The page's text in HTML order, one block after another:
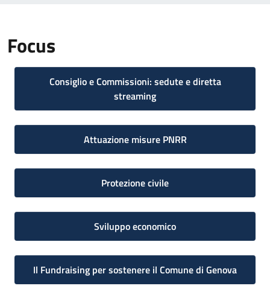
Focus
Consiglio e Commissioni: sedute e diretta
streaming
Attuazione misure PNRR
Protezione civile
Sviluppo economico
Il Fundraising per sostenere il Comune di Genova